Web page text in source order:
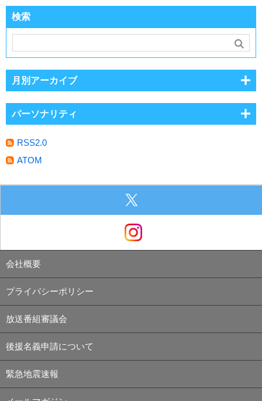
検索
月別アーカイブ
パーソナリティ
RSS2.0
ATOM
会社概要
プライバシーポリシー
放送番組審議会
後援名義申請について
緊急地震速報